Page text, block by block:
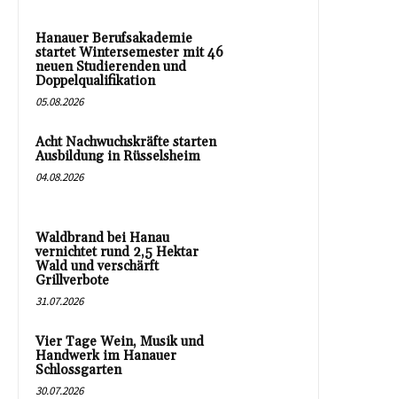
Hanauer Berufsakademie
startet Wintersemester mit 46
neuen Studierenden und
Doppelqualifikation
05.08.2026
Acht Nachwuchskräfte starten
Ausbildung in Rüsselsheim
04.08.2026
Waldbrand bei Hanau
vernichtet rund 2,5 Hektar
Wald und verschärft
Grillverbote
31.07.2026
Vier Tage Wein, Musik und
Handwerk im Hanauer
Schlossgarten
30.07.2026